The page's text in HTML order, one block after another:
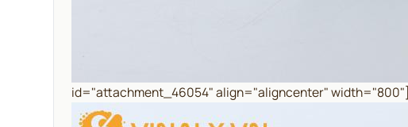
id="attachment_46054" align="aligncenter" width="800"]